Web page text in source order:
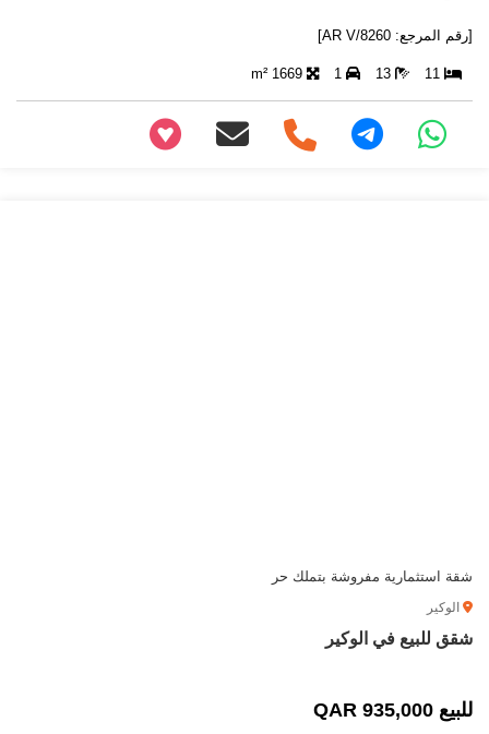
[رقم المرجع: AR V/8260]
11
13
1
1669 m²
شقة استثمارية مفروشة بتملك حر
الوكير
شقق للبيع في الوكير
للبيع 935,000 QAR